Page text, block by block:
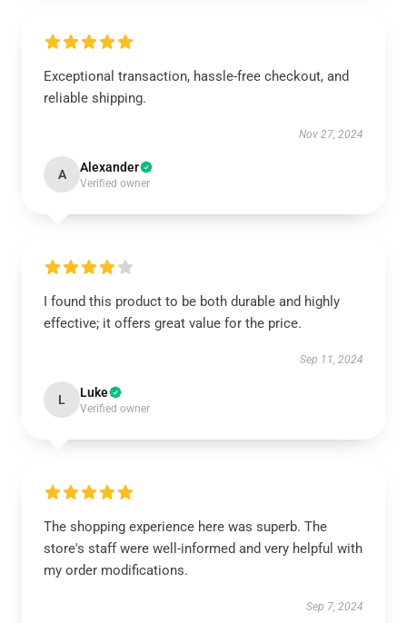
Exceptional transaction, hassle-free checkout, and
reliable shipping.
Nov 27, 2024
A Alexander
Verified owner
I found this product to be both durable and highly
effective; it offers great value for the price.
Sep 11, 2024
L Luke
Verified owner
The shopping experience here was superb. The
store's staff were well-informed and very helpful with
my order modifications.
Sep 7, 2024